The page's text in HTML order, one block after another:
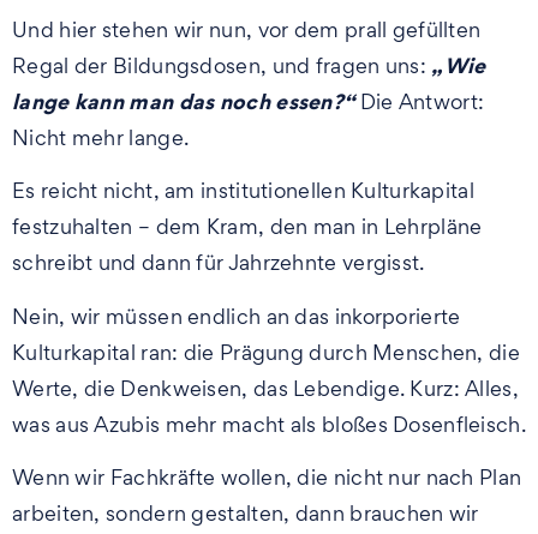
Und hier stehen wir nun, vor dem prall gefüllten
Regal der Bildungsdosen, und fragen uns: „Wie
lange kann man das noch essen?“Die Antwort:
Nicht mehr lange.
Es reicht nicht, am institutionellen Kulturkapital
festzuhalten – dem Kram, den man in Lehrpläne
schreibt und dann für Jahrzehnte vergisst.
Nein, wir müssen endlich an das inkorporierte
Kulturkapital ran: die Prägung durch Menschen, die
Werte, die Denkweisen, das Lebendige. Kurz: Alles,
was aus Azubis mehr macht als bloßes Dosenfleisch.
Wenn wir Fachkräfte wollen, die nicht nur nach Plan
arbeiten, sondern gestalten, dann brauchen wir